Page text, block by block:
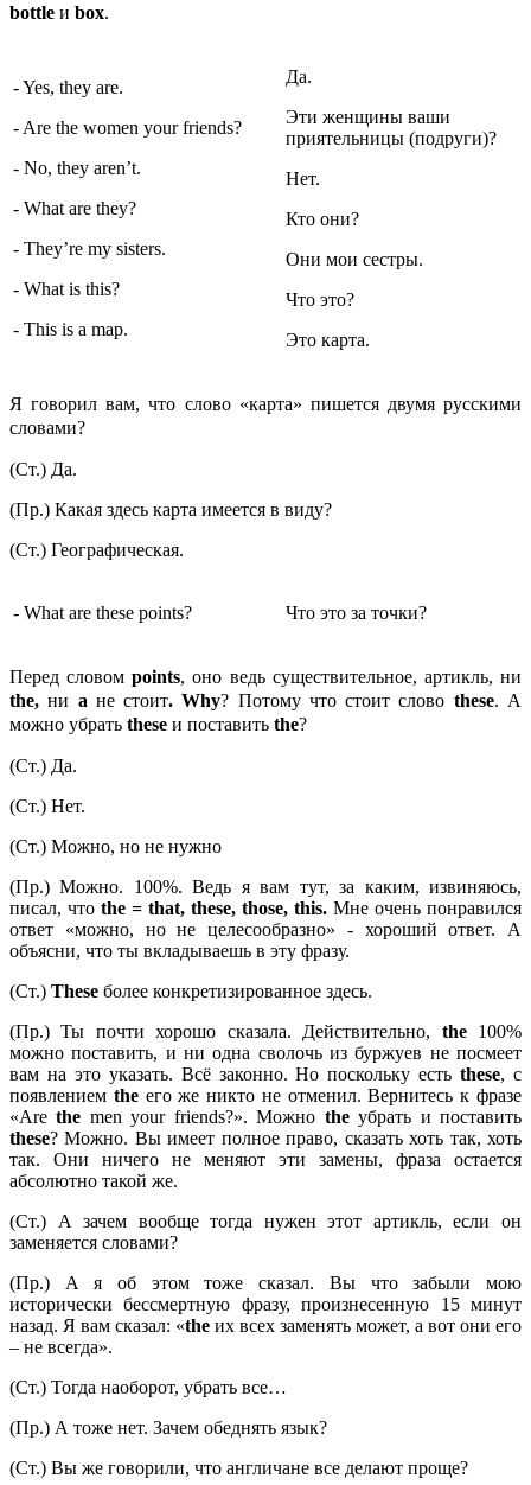
bottle и box.
- Yes, they are.
- Are the women your friends?
- No, they aren’t.
- What are they?
- They’re my sisters.
- What is this?
- This is a map.
Да.
Эти женщины ваши
приятельницы (подруги)?
Нет.
Кто они?
Они мои сестры.
Что это?
Это карта.
Я говорил вам, что слово «карта» пишется двумя русскими
словами?
(Ст.) Да.
(Пр.) Какая здесь карта имеется в виду?
(Ст.) Географическая.
- What are these points? Что это за точки?
Перед словомpoints, оно ведь существительное, артикль, ни
the, ни a не стоит.Why? Потому что стоит слово these. А
можно убрать these и поставить the?
(Ст.) Да.
(Ст.) Нет.
(Ст.) Можно, но не нужно
(Пр.) Можно. 100%. Ведь я вам тут, за каким, извиняюсь,
писал, что the = that, these, those, this. Мне очень понравился
ответ «можно, но не целесообразно» - хороший ответ. А
объясни, что ты вкладываешь в эту фразу.
(Ст.) These более конкретизированное здесь.
(Пр.) Ты почти хорошо сказала. Действительно, the100%
можно поставить, и ни одна сволочь из буржуев не посмеет
вам на это указать. Всё законно. Но поскольку естьthese, с
появлением theего же никто не отменил. Вернитесь к фразе
«Arethe men your friends?». Можно theубрать и поставить
these? Можно. Вы имеет полное право, сказать хоть так, хоть
так. Они ничего не меняют эти замены, фраза остается
абсолютно такой же.
(Ст.) А зачем вообще тогда нужен этот артикль, если он
заменяется словами?
(Пр.) А я об этом тоже сказал. Вы что забыли мою
исторически бессмертную фразу, произнесенную 15 минут
назад. Я вам сказал: «the их всех заменять может, а вот они его
– не всегда».
(Ст.) Тогда наоборот, убрать все…
(Пр.) А тоже нет. Зачем обеднять язык?
(Ст.) Вы же говорили, что англичане все делают проще?